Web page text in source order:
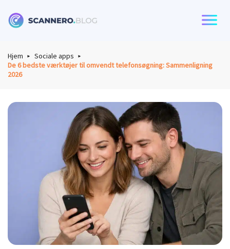
Hjem
Sociale apps
De 6 bedste værktøjer til omvendt telefonsøgning: Sammenligning
2026